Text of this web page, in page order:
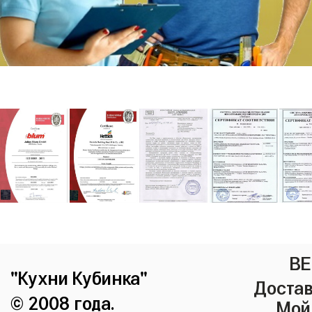
"Кухни Кубинка"
© 2008 года.